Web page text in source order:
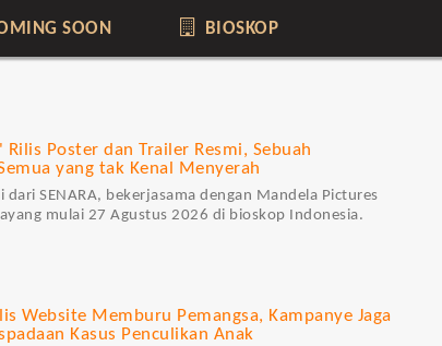
SOON BIOSKOP
Rilis Poster dan Trailer Resmi, Sebuah
yang tak Kenal Menyerah
dari SENARA, bekerjasama dengan Mandela Pictures
mulai 27 Agustus 2026 di bioskop Indonesia.
Website Memburu Pemangsa, Kampanye Jaga
Kasus Penculikan Anak